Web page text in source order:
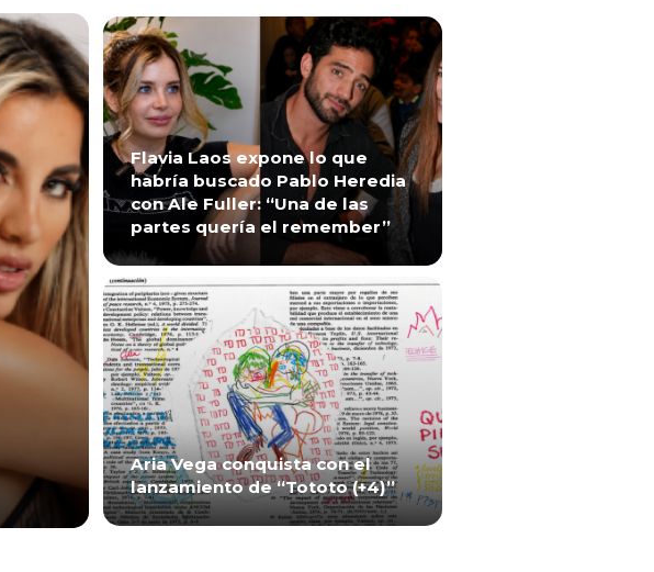
Flavia Laos expone lo que
habría buscado Pablo Heredia
con Ale Fuller: “Una de las
partes quería el remember”
Aria Vega conquista con el
lanzamiento de “Tototo (+4)”